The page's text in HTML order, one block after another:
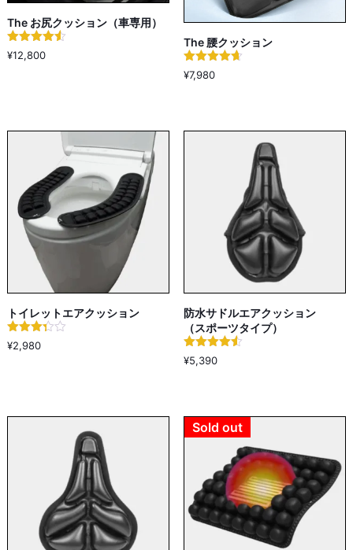
The お尻クッション（車専用）
5段階中
4.50
¥12,800
The 腰クッション
5段階中
4.67
¥7,980
トイレットエアクッション
5段階中
3.33
¥2,980
防水サドルエアクッション
（スポーツタイプ）
5段階中
4.50
¥5,390
Sold out